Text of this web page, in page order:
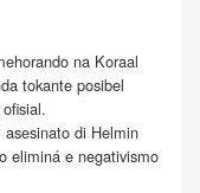
na Koraal
tokante posibel
di Helmin
eliminá e negativismo